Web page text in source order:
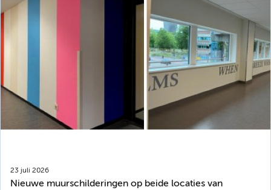
23 juli 2026
Nieuwe muurschilderingen op beide locaties van